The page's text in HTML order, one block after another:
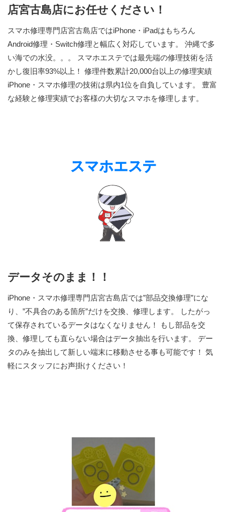
店宮古島店にお任せください！
スマホ修理専門店宮古島店ではiPhone・iPadはもちろん
Android修理・Switch修理と幅広く対応しています。 沖縄で多
い海での水没。。。 スマホエステでは最先端の修理技術を活
かし復旧率93%以上！ 修理件数累計20,000台以上の修理実績
iPhone・スマホ修理の技術は県内1位を自負しています。 豊富
な経験と修理実績でお客様の大切なスマホを修理します。
データそのまま！！
iPhone・スマホ修理専門店宮古島店では”部品交換修理”にな
り、”不具合のある箇所”だけを交換、修理します。 したがっ
て保存されているデータはなくなりません！ もし部品を交
換、修理しても直らない場合はデータ抽出を行います。 デー
タのみを抽出して新しい端末に移動させる事も可能です！ 気
軽にスタッフにお声掛けください！